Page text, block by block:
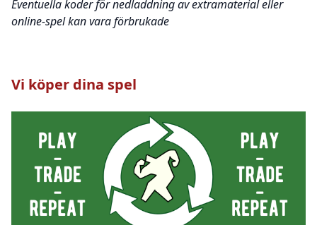
Eventuella koder för nedladdning av extramaterial eller
online-spel kan vara förbrukade
Vi köper dina spel